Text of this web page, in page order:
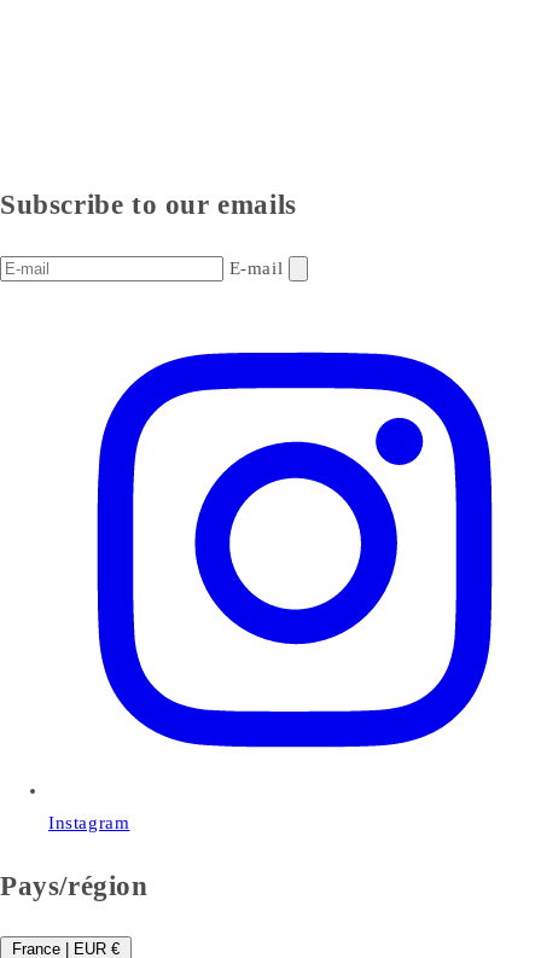
Subscribe to our emails
E-mail
Instagram
Pays/région
France | EUR €